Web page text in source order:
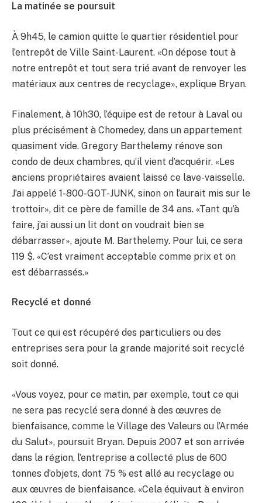
La matinée se poursuit
À 9h45, le camion quitte le quartier résidentiel pour
l’entrepôt de Ville Saint-Laurent. «On dépose tout à
notre entrepôt et tout sera trié avant de renvoyer les
matériaux aux centres de recyclage», explique Bryan.
Finalement, à 10h30, l’équipe est de retour à Laval ou
plus précisément à Chomedey, dans un appartement
quasiment vide. Gregory Barthelemy rénove son
condo de deux chambres, qu’il vient d’acquérir. «Les
anciens propriétaires avaient laissé ce lave-vaisselle.
J’ai appelé 1-800-GOT-JUNK, sinon on l’aurait mis sur le
trottoir», dit ce père de famille de 34 ans. «Tant qu’à
faire, j’ai aussi un lit dont on voudrait bien se
débarrasser», ajoute M. Barthelemy. Pour lui, ce sera
119 $. «C’est vraiment acceptable comme prix et on
est débarrassés.»
Recyclé et donné
Tout ce qui est récupéré des particuliers ou des
entreprises sera pour la grande majorité soit recyclé
soit donné.
«Vous voyez, pour ce matin, par exemple, tout ce qui
ne sera pas recyclé sera donné à des œuvres de
bienfaisance, comme le Village des Valeurs ou l’Armée
du Salut», poursuit Bryan. Depuis 2007 et son arrivée
dans la région, l’entreprise a collecté plus de 600
tonnes d’objets, dont 75 % est allé au recyclage ou
aux œuvres de bienfaisance. «Cela équivaut à environ